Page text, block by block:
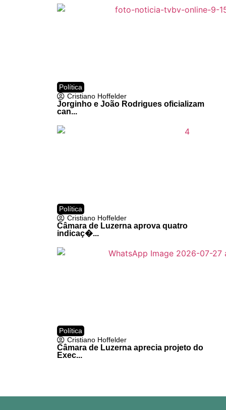
Política
Cristiano Hoffelder
Jorginho e João Rodrigues oficializam
can...
Política
Cristiano Hoffelder
Câmara de Luzerna aprova quatro
indicaç�...
Política
Cristiano Hoffelder
Câmara de Luzerna aprecia projeto do
Exec...